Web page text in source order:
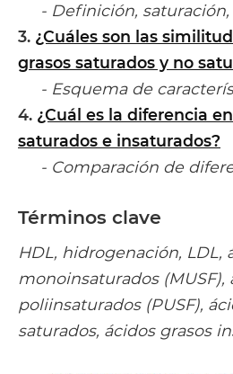
- Definición, saturación,
3. ¿Cuáles son las
grasos saturados y no
- Esquema de
4. ¿Cuál es la diferencia
saturados e insaturados?
- Comparación de
Términos clave
HDL, hidrogenación, LDL,
monoinsaturados (MUSF),
poliinsaturados (PUSF),
saturados, ácidos grasos